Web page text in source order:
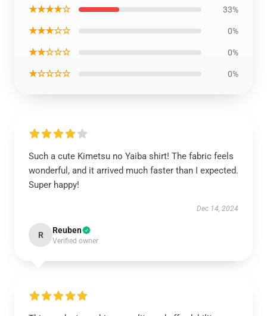
★★★★☆ 33%
★★★☆☆ 0%
★★☆☆☆ 0%
★☆☆☆☆ 0%
Such a cute Kimetsu no Yaiba shirt! The fabric feels
wonderful, and it arrived much faster than I expected.
Super happy!
Dec 14, 2024
R Reuben
Verified owner